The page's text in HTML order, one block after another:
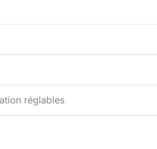
réglables